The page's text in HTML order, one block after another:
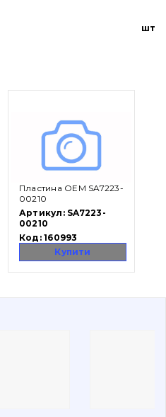
шт
Пластина OEM SA7223-
00210
Артикул: SA7223-
00210
Код:160993
Купити